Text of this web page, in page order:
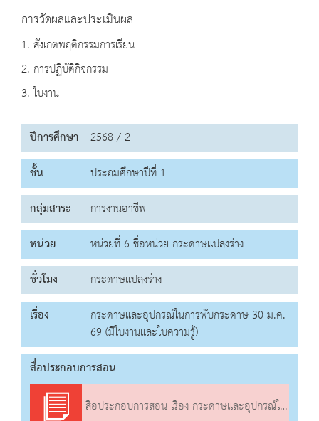
การวัดผลและประเมินผล
1. สังเกตพฤติกรรมการเรียน
2. การปฏิบัติกิจกรรม
3. ใบงาน
ปีการศึกษา 2568 / 2
ชั้น
ประถมศึกษาปีที่ 1
กลุ่มสาระ
การงานอาชีพ
หน่วย
หน่วยที่ 6 ชื่อหน่วย กระดาษแปลงร่าง
ชั่วโมง
กระดาษแปลงร่าง
เรื่อง
กระดาษและอุปกรณ์ในการพับกระดาษ 30 ม.ค.
69 (มีใบงานและใบความรู้)
สื่อประกอบการสอน
สื่อประกอบการสอน เรื่อง กระดาษและอุปกรณ์ในการพับกระดาษ